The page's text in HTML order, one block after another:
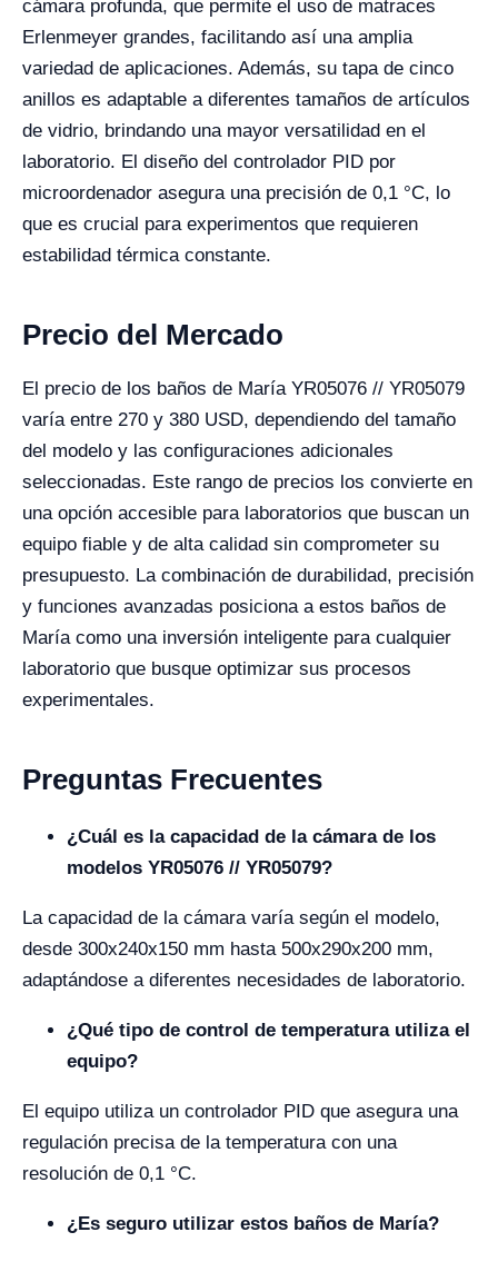
cámara profunda, que permite el uso de matraces
Erlenmeyer grandes, facilitando así una amplia
variedad de aplicaciones. Además, su tapa de cinco
anillos es adaptable a diferentes tamaños de artículos
de vidrio, brindando una mayor versatilidad en el
laboratorio. El diseño del controlador PID por
microordenador asegura una precisión de 0,1 °C, lo
que es crucial para experimentos que requieren
estabilidad térmica constante.
Precio del Mercado
El precio de los baños de María YR05076 // YR05079
varía entre 270 y 380 USD, dependiendo del tamaño
del modelo y las configuraciones adicionales
seleccionadas. Este rango de precios los convierte en
una opción accesible para laboratorios que buscan un
equipo fiable y de alta calidad sin comprometer su
presupuesto. La combinación de durabilidad, precisión
y funciones avanzadas posiciona a estos baños de
María como una inversión inteligente para cualquier
laboratorio que busque optimizar sus procesos
experimentales.
Preguntas Frecuentes
¿Cuál es la capacidad de la cámara de los
modelos YR05076 // YR05079?
La capacidad de la cámara varía según el modelo,
desde 300x240x150 mm hasta 500x290x200 mm,
adaptándose a diferentes necesidades de laboratorio.
¿Qué tipo de control de temperatura utiliza el
equipo?
El equipo utiliza un controlador PID que asegura una
regulación precisa de la temperatura con una
resolución de 0,1 °C.
¿Es seguro utilizar estos baños de María?